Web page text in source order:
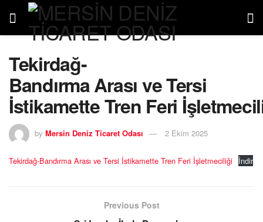
Tekirdağ-
Bandırma Arası ve Tersi
İstikamette Tren Feri
by Mersin Deniz Ticaret Odası 2 Ekim 2025
Tekirdağ-Bandırma Arası ve Tersi İstikamette Tren Feri İşletmeciliği İndir
Previous Post